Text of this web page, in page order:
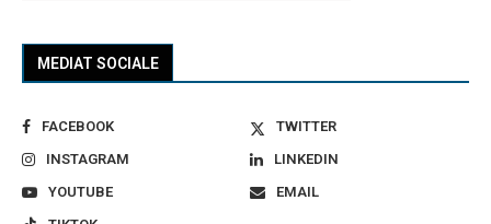
MEDIAT SOCIALE
FACEBOOK
TWITTER
INSTAGRAM
LINKEDIN
YOUTUBE
EMAIL